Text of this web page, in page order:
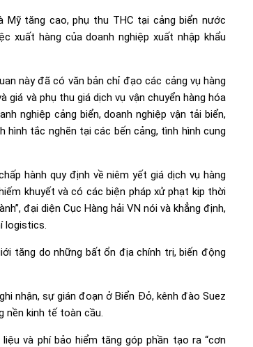
Mỹ tăng cao, phụ thu THC tại cảng biển nước
xuất hàng của doanh nghiệp xuất nhập khẩu
này đã có văn bản chỉ đạo các cảng vụ hàng
giá và phụ thu giá dịch vụ vận chuyển hàng hóa
nghiệp cảng biển, doanh nghiệp vận tải biển,
hình tắc nghẽn tại các bến cảng, tình hình cung
hành quy định về niêm yết giá dịch vụ hàng
khuyết và có các biện pháp xử phạt kịp thời
đại diện Cục Hàng hải VN nói và khẳng định,
logistics.
tăng do những bất ổn địa chính trị, biến động
nhận, sự gián đoạn ở Biển Đỏ, kênh đào Suez
nền kinh tế toàn cầu.
và phí bảo hiểm tăng góp phần tạo ra “cơn